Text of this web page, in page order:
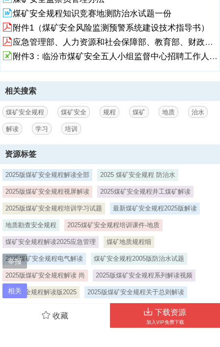
收藏 下载资源
加入VIP免费下载
相关
举报
要求的“自
2、上而下、分水平台阶”开采，而是采用了更容易造成边坡失稳的掠夺
式开采方法。事故发生后，针对事故暴露出的企业自身和监管方面问
题，国家局迅速启动了新版煤矿安全规程修订工作，进一步强化了边坡
管理要求，避免类似悲剧事故再次发生。,3,2023年5月启动规程修订，
稿面向社会公开征求意见,2024年12月周德昶局长召开修订工作研讨
会、逐条听取意见,2025年7月审议发布规程2026年2月1日施行,本次规
程修订过程,修订工作要达到的目标,1.实现煤矿安全生产向事前预
3、防性转变党的二十大报告：坚持安全第一、预防为主，建立大安全
大应急框架，完善公共安全体系，推动公共安全治理模式向事前预防转
型。2023年中共中央办公厅、国务院办公厅发布关于进一步加强矿山安
全生产工作的意见 2024年国务院安全生产委员会发布关于防范遏制矿
山领域重特大生产安全事故的硬措施,2.进一步强化煤矿安全生产工作,
我国煤矿连续20多年事故起数、死亡人数、重特大事故起数、死亡
率“四下降”，安全生产形势明显好转，但我国煤矿安全生产形势依然严
峻。,3.使煤矿安全法律体系更加完善和互相衔接,但近年来发生的煤矿
事故也暴露出煤矿企业技术管理体系不健全、采掘部署不合理、重大灾
害防治不到位、露天煤矿安全管理
4、存在盲区和空白等突出问题。,随着煤矿安全生产条例的修订实施、
煤炭行业的技术进步、规程已无法满足实际工作需求，亟需进行全面修
订。,现行规程自实施以来，对规范煤矿安全生产工作、遏制重特大事
故、保护矿工生命安全和健康发挥了重要作用。,6,7,一是贯彻落实党中
央国务院关于矿山安全生产的决策部署。,二是与安全生产法条例衔接，
统筹发展和安全。,三是吸取近年来特大事故教训，吸收借鉴发达国家经
验。,四是修改或者删除不科学、不合理、不符合实际的条款。,五是增
加未考虑到的内容和促进技术装备进步的条款。,规程修订思路,8,规程
修订坚持问题导向，以遏制重特大事故为目标，以规范煤矿安全生产和
煤矿安全规程知识竞赛地测防治水试题一份
附件1（煤矿安全风险监测预警系统建设技术指导书）
应急管理部、人力资源和社会保障部、教育部、财政部、国家煤矿安全监察局关于高危行业领域安全技能提升行动
附件3：临汾市煤矿安全五人小组监督中心招聘工作人员报名表.xls
相关搜索
煤矿安全规程 煤矿安全 规程 煤矿 地质 治水
解读 学习 培训
资源标签
2025版煤矿安全规程解读全部 2025 煤矿安全规程 防治水
2025版煤矿安全规程视屏解读 2025煤矿安全规程井工煤矿解读
2025版煤矿安全规程培训学习试题 最新煤矿安全规程2025版解读
地质勘查安全规程 2025煤矿安全规程培训课件-地质
煤矿安全规程解读2025应急管理 煤矿地质规程细
2025煤矿安全规程电气解读 煤矿安全规程2005版防治水试题
2025版煤矿安全规程解读 尚 2025版煤矿安全规程系列解读视频
煤矿安全规程解读版2025 2025版煤矿安全规程关于总则解读
煤矿安装规程2025版解读